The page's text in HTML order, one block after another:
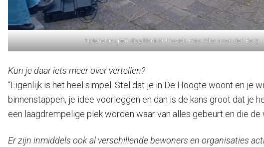
Tijdens de open dag klonk er muziek. Foto: Albert van den Berg
Kun je daar iets meer over vertellen?
“Eigenlijk is het heel simpel. Stel dat je in De Hoogte woont en je
binnenstappen, je idee voorleggen en dan is de kans groot dat je
een laagdrempelige plek worden waar van alles gebeurt en die de
Er zijn inmiddels ook al verschillende bewoners en organisaties